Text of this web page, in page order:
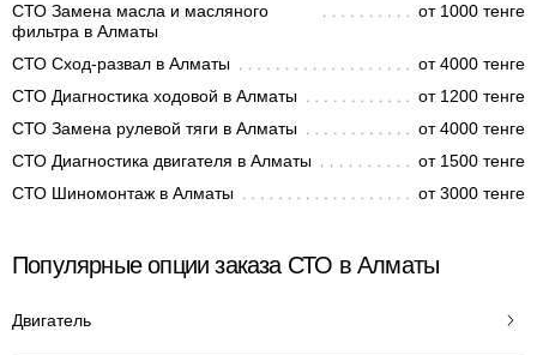
СТО Замена масла и масляного
фильтра в Алматы
от 1000 тенге
СТО Сход-развал в Алматы
от 4000 тенге
СТО Диагностика ходовой в Алматы
от 1200 тенге
СТО Замена рулевой тяги в Алматы
от 4000 тенге
СТО Диагностика двигателя в Алматы
от 1500 тенге
СТО Шиномонтаж в Алматы
от 3000 тенге
Популярные опции заказа СТО в Алматы
Двигатель